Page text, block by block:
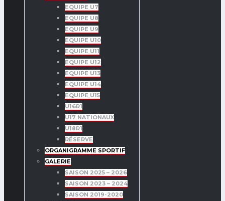
EQUIPE U7
EQUIPE U8
EQUIPE U9
EQUIPE U10
EQUIPE U11
EQUIPE U12
EQUIPE U13
EQUIPE U14
EQUIPE U15
U16R1
U17 NATIONAUX
U18R1
RÉSERVE
ORGANIGRAMME SPORTIF
GALERIE
SAISON 2025 – 2026
SAISON 2023 – 2024
SAISON 2019-2020